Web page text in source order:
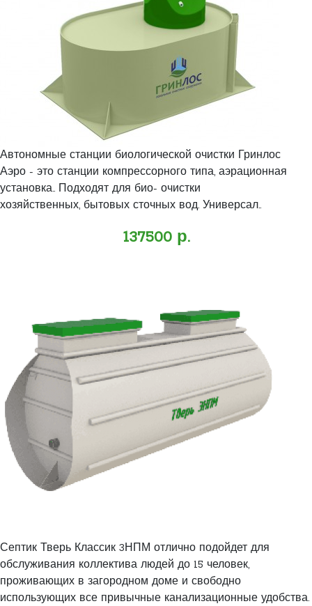
Автономные станции биологической очистки Гринлос
Аэро - это станции компрессорного типа, аэрационная
установка.. Подходят для био- очистки
хозяйственных, бытовых сточных вод. Универсал..
137500 р.
Септик Тверь Классик 3НПМ отлично подойдет для
обслуживания коллектива людей до 15 человек,
проживающих в загородном доме и свободно
использующих все привычные канализационные удобства.